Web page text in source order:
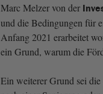
Marc Melzer von der
und die Bedingungen für
Anfang 2021 erarbeitet
ein Grund, warum die
Ein weiterer Grund sei die